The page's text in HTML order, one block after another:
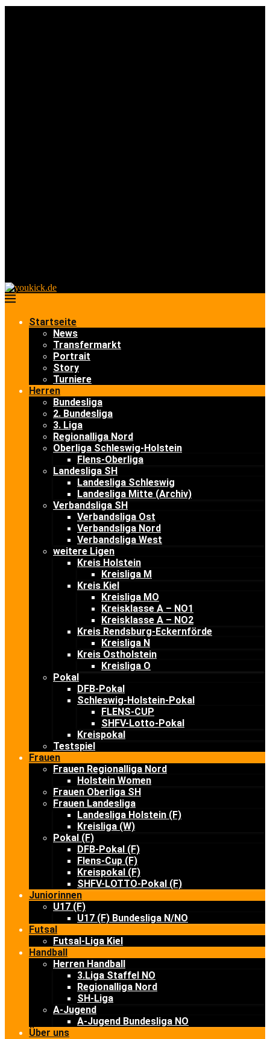
Startseite
News
Transfermarkt
Portrait
Story
Turniere
Herren
Bundesliga
2. Bundesliga
3. Liga
Regionalliga Nord
Oberliga Schleswig-Holstein
Flens-Oberliga
Landesliga SH
Landesliga Schleswig
Landesliga Mitte (Archiv)
Verbandsliga SH
Verbandsliga Ost
Verbandsliga Nord
Verbandsliga West
weitere Ligen
Kreis Holstein
Kreisliga M
Kreis Kiel
Kreisliga MO
Kreisklasse A – NO1
Kreisklasse A – NO2
Kreis Rendsburg-Eckernförde
Kreisliga N
Kreis Ostholstein
Kreisliga O
Pokal
DFB-Pokal
Schleswig-Holstein-Pokal
FLENS-CUP
SHFV-Lotto-Pokal
Kreispokal
Testspiel
Frauen
Frauen Regionalliga Nord
Holstein Women
Frauen Oberliga SH
Frauen Landesliga
Landesliga Holstein (F)
Kreisliga (W)
Pokal (F)
DFB-Pokal (F)
Flens-Cup (F)
Kreispokal (F)
SHFV-LOTTO-Pokal (F)
Juniorinnen
U17 (F)
U17 (F) Bundesliga N/NO
Futsal
Futsal-Liga Kiel
Handball
Herren Handball
3.Liga Staffel NO
Regionalliga Nord
SH-Liga
A-Jugend
A-Jugend Bundesliga NO
Über uns